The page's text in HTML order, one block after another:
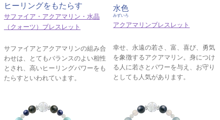
ヒーリングをもたらす
サファイア・アクアマリン・水晶
（クォーツ）ブレスレット
サファイアとアクアマリンの組み合
わせは、とてもバランスのよい相性
とされ、高いヒーリングパワーをも
たらすといわれています。
水色
みずいろ
アクアマリンブレスレット
幸せ、永遠の若さ、富、喜び、勇気
を象徴するアクアマリン。身につけ
る人に若さとパワーを与え、お守り
としても人気があります。